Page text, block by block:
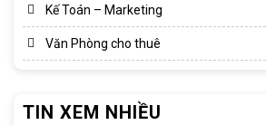
Kế Toán – Marketing
Văn Phòng cho thuê
TIN XEM NHIỀU